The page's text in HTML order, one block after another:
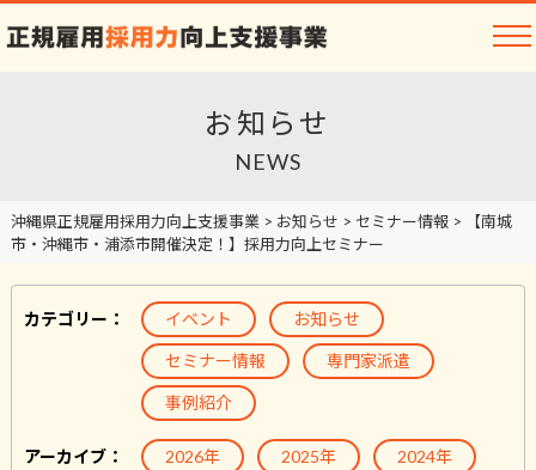
お知らせ
NEWS
沖縄県正規雇用採用力向上支援事業> お知らせ > セミナー情報>
【南城
市・沖縄市・浦添市開催決定！】採用力向上セミナー
カテゴリー： イベント お知らせ
セミナー情報 専門家派遣
事例紹介
アーカイブ： 2026年 2025年 2024年